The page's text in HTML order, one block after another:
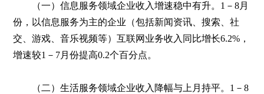
（一）信息服务领域企业收入增速稳中有升。1－8月
份，以信息服务为主的企业（包括新闻资讯、搜索、社
交、游戏、音乐视频等）互联网业务收入同比增长6.2%，
增速较1－7月份提高0.2个百分点。
（二）生活服务领域企业收入降幅与上月持平。1－8